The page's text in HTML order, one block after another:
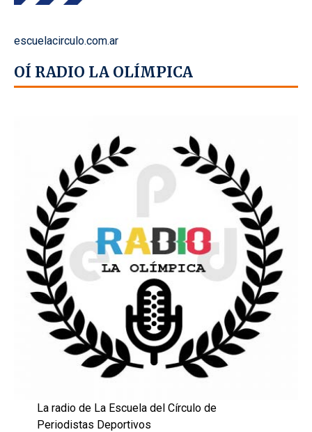
escuelacirculo.com.ar
OÍ RADIO LA OLÍMPICA
La radio de La Escuela del Círculo de
Periodistas Deportivos